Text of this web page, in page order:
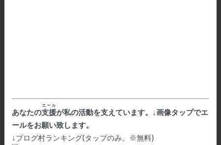
あなたの支援
エール
が私の活動を支えています。↓画像タップでエ
ールをお願い致します。
↓ブログ村ランキング(タップのみ。※無料)